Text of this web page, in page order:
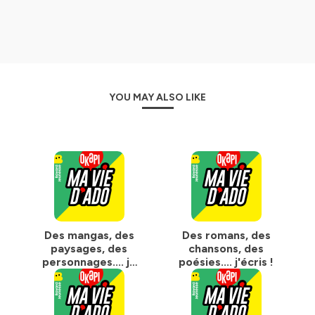
Montjoie à Saran (45), Gabrielle Colette à Puget sur
Camille Sée à Paris (75), Jules Ferry à Sainte Geneviève
des Bois (91), Institut de l'Assomption à Colmar (68) ,
Sainte Thérèse à Rambouillet (78), George Pompidou à
Champtoceaux (49), Jasmin les Iles à Agen (47), Jean-
Baptiste Clément à Paris (75), Pierre Mendès France à La
départementaux du Gard à Nîmes (30) , René Cassin à
Grand-Pontouvre (16)
François-Lorant à Moncontour (22), André-Malraux à
Compiègne (60), Louis Pasteur à Tourcoing (59), La
Pointe-des-Châteaux à Saint-Leu (97), Texeira Da
Motta à La Possession (97), Camille Claudel à Paris
YOU MAY ALSO LIKE
Des mangas, des
paysages, des
personnages.... je
peins, je dessine,
j'illustre !
Des romans, des
chansons, des
poésies.... j'écris !